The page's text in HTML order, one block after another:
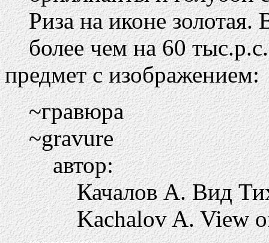
Риза на иконе
более чем на 60
предмет с изображением:
~гравюра
~gravure
автор:
Качалов А. Вид
Kachalov A. View